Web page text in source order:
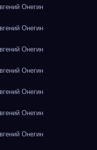
Онегин
Онегин
Онегин
Онегин
Онегин
Онегин
Онегин